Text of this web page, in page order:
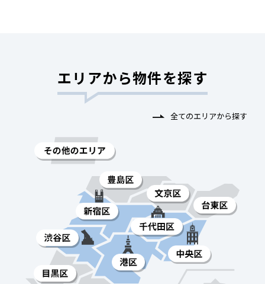
エリアから物件を探す
全てのエリアから探す